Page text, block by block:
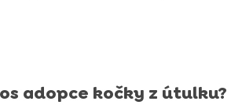
adopce kočky z útulku?